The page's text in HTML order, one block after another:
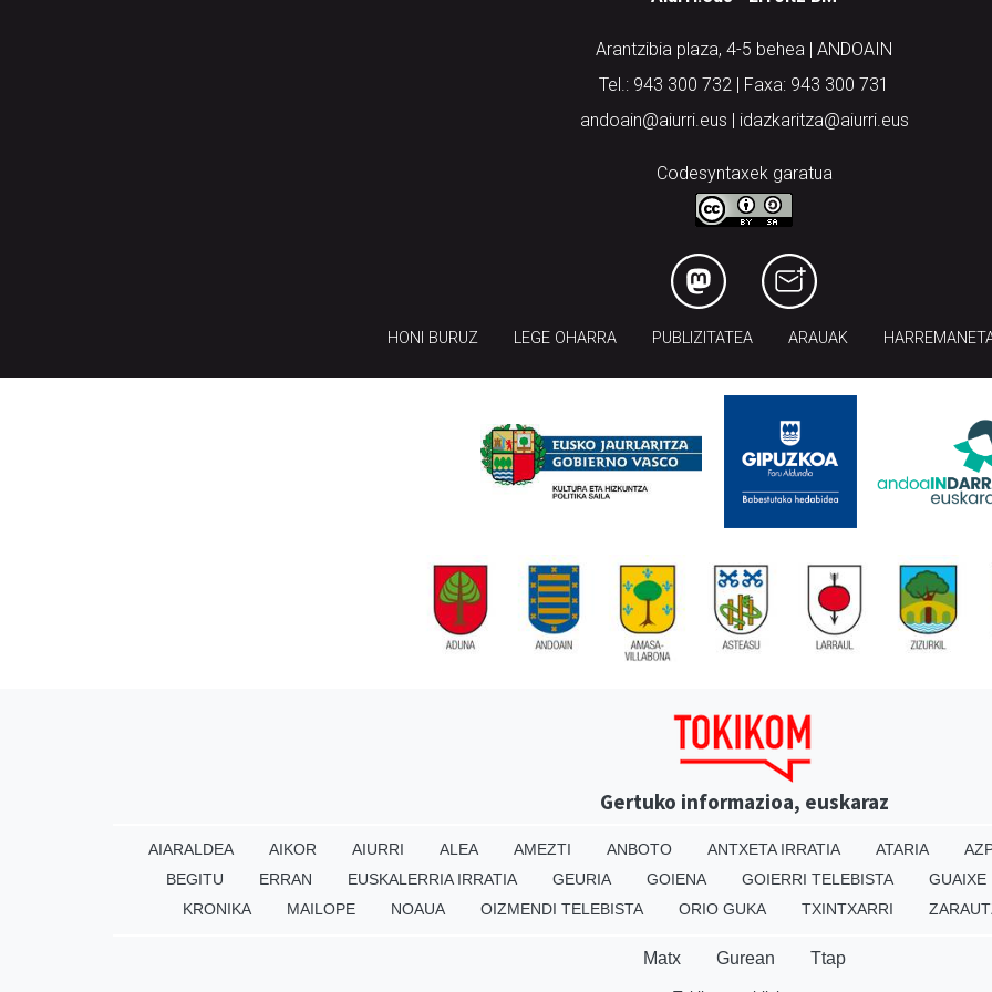
Arantzibia plaza, 4-5 behea | ANDOAIN
Tel.: 943 300 732 | Faxa: 943 300 731
andoain@aiurri.eus | idazkaritza@aiurri.eus
Codesyntaxek garatua
HONI BURUZ LEGE OHARRA PUBLIZITATEA ARAUAK
Gertuko informazioa, euskaraz
AIARALDEA AIKOR AIURRI ALEA AMEZTI ANBOTO ANTXETA IRRATIA ATARIA
BEGITU
ERRAN EUSKALERRIA IRRATIA GEURIA GOIENA GOIERRI TELEBISTA GUAIXE
KRONIKA
MAILOPE NOAUA OIZMENDI TELEBISTA ORIO GUKA TXINTXARRI
Matx Gurean Ttap